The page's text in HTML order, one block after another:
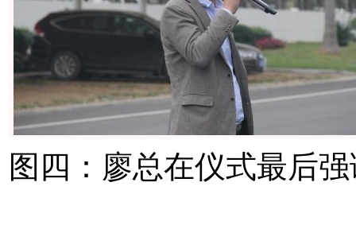
图四：廖总在仪式最后